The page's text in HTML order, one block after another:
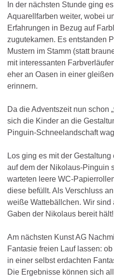
In der nächsten Stunde ging
Aquarellfarben weiter, wobei
Erfahrungen in Bezug auf
zugutekamen. Es entstanden
Mustern im Stamm (statt
mit interessanten
eher an Oasen in einer
erinnern.
Da die Adventszeit nun schon
sich die Kinder an die
Pinguin-Schneelandschaft
Los ging es mit der
auf dem der Nikolaus-Pinguin
warteten leere WC-
diese befüllt. Als Verschluss
weiße Wattebällchen. Wir
Gaben der Nikolaus bereit hält!
Am nächsten Kunst AG
Fantasie freien Lauf lassen:
in einer selbst erdachten
Die Ergebnisse können sich